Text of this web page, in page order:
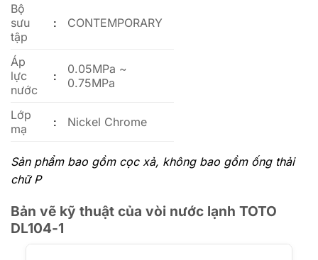
Bộ
sưu
tập
: CONTEMPORARY
Áp
lực
nước
:
0.05MPa ~
0.75MPa
Lớp
mạ
: Nickel Chrome
Sản phẩm bao gồm cọc xả, không bao gồm ống thải
chữ P
Bản vẽ kỹ thuật của vòi nước lạnh TOTO
DL104-1